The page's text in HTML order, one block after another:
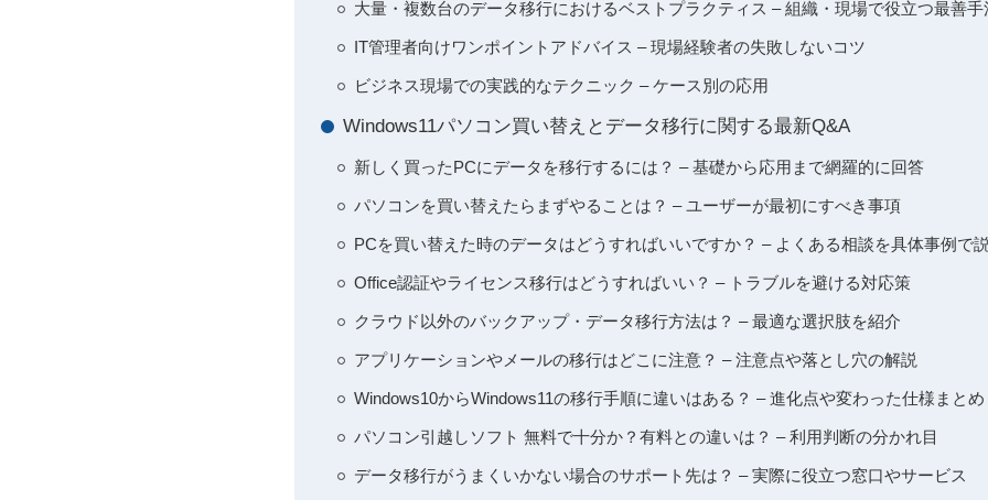
大量・複数台のデータ移行におけるベストプラクティス – 組織・現場で役立つ最善手
IT管理者向けワンポイントアドバイス – 現場経験者の失敗しないコツ
ビジネス現場での実践的なテクニック – ケース別の応用
Windows11パソコン買い替えとデータ移行に関する最新Q&A
新しく買ったPCにデータを移行するには？ – 基礎から応用まで網羅的に回答
パソコンを買い替えたらまずやることは？ – ユーザーが最初にすべき事項
PCを買い替えた時のデータはどうすればいいですか？ – よくある相談を具体事例で
Office認証やライセンス移行はどうすればいい？ – トラブルを避ける対応策
クラウド以外のバックアップ・データ移行方法は？ – 最適な選択肢を紹介
アプリケーションやメールの移行はどこに注意？ – 注意点や落とし穴の解説
Windows10からWindows11の移行手順に違いはある？ – 進化点や変わった仕様まとめ
パソコン引越しソフト 無料で十分か？有料との違いは？ – 利用判断の分かれ目
データ移行がうまくいかない場合のサポート先は？ – 実際に役立つ窓口やサービス